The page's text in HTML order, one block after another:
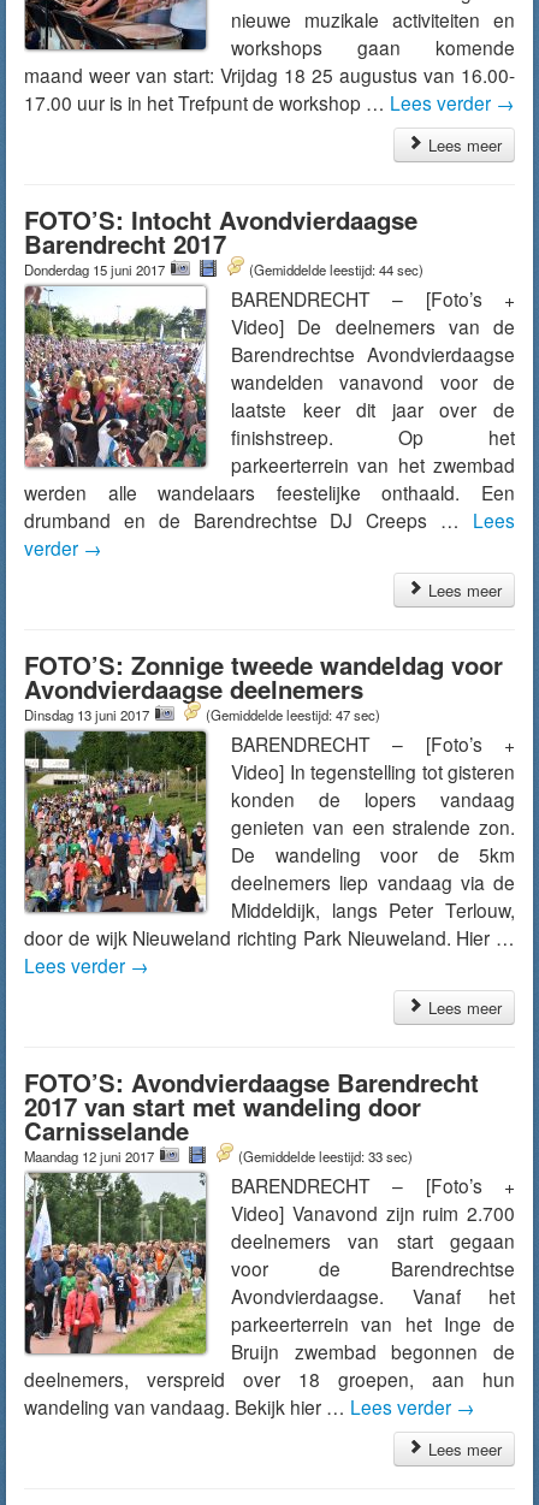
nieuwe muzikale activiteiten en
workshops gaan komende
maand weer van start: Vrijdag 18 25 augustus van 16.00-
17.00 uur is in het Trefpunt de workshop … Lees verder →
Lees meer
FOTO’S: Intocht Avondvierdaagse
Barendrecht 2017
Donderdag 15 juni 2017 (Gemiddelde leestijd: 44 sec)
BARENDRECHT – [Foto’s +
Video] De deelnemers van de
Barendrechtse Avondvierdaagse
wandelden vanavond voor de
laatste keer dit jaar over de
finishstreep. Op het
parkeerterrein van het zwembad
werden alle wandelaars feestelijke onthaald. Een
drumband en de Barendrechtse DJ Creeps … Lees
verder →
Lees meer
FOTO’S: Zonnige tweede wandeldag voor
Avondvierdaagse deelnemers
Dinsdag 13 juni 2017 (Gemiddelde leestijd: 47 sec)
BARENDRECHT – [Foto’s +
Video] In tegenstelling tot gisteren
konden de lopers vandaag
genieten van een stralende zon.
De wandeling voor de 5km
deelnemers liep vandaag via de
Middeldijk, langs Peter Terlouw,
door de wijk Nieuweland richting Park Nieuweland. Hier …
Lees verder →
Lees meer
FOTO’S: Avondvierdaagse Barendrecht
2017 van start met wandeling door
Carnisselande
Maandag 12 juni 2017 (Gemiddelde leestijd: 33 sec)
BARENDRECHT – [Foto’s +
Video] Vanavond zijn ruim 2.700
deelnemers van start gegaan
voor de Barendrechtse
Avondvierdaagse. Vanaf het
parkeerterrein van het Inge de
Bruijn zwembad begonnen de
deelnemers, verspreid over 18 groepen, aan hun
wandeling van vandaag. Bekijk hier … Lees verder →
Lees meer